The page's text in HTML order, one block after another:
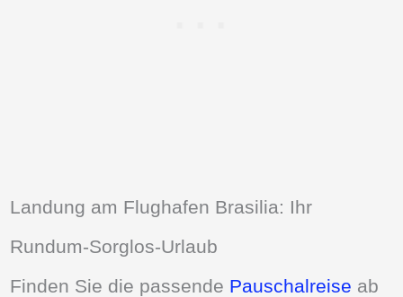
Landung am Flughafen Brasilia: Ihr
Rundum-Sorglos-Urlaub
Finden Sie die passende Pauschalreise ab